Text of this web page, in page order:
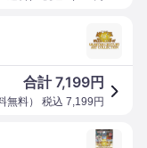
合計7,199円
無料） 税込 7,199 円